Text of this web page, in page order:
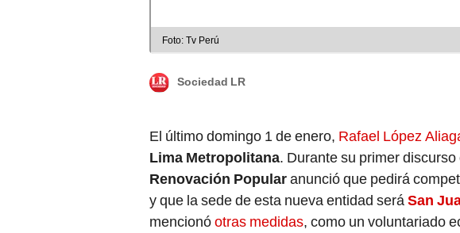
Foto: Tv Perú
Sociedad LR
El último domingo 1 de enero, Rafael López
Lima Metropolitana. Durante su primer
Renovación Popularanunció que pedirá
y que la sede de esta nueva entidad será San
mencionóotras medidas, como un voluntariado